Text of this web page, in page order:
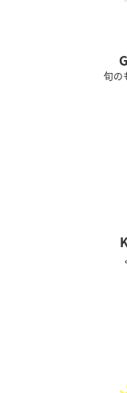
旬の